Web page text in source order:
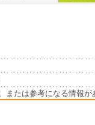
または参考になる情報